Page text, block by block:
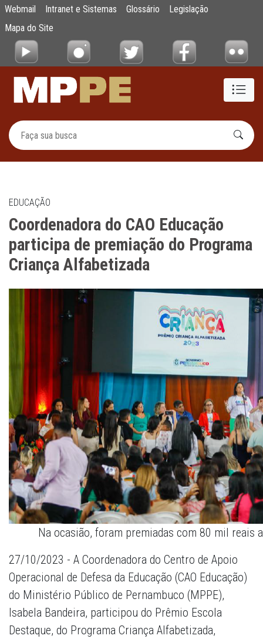
Pular para o Conteúdo principal
Coordenadora do CAO Educação
Webmail Intranet e Sistemas Glossário
Legislação
Mapa do Site
EDUCAÇÃO
Coordenadora do CAO Educação
participa de premiação do Programa
Criança Alfabetizada
Na ocasião, foram premiadas com 80 mil
27/10/2023 - A Coordenadora do Centro de Apoio
Operacional de Defesa da Educação (CAO Educação)
do Ministério Público de Pernambuco (MPPE),
Isabela Bandeira, participou do Prêmio Escola
Destaque, do Programa Criança Alfabetizada,